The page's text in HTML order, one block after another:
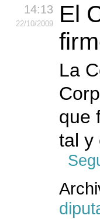
14:13
22/10/2009
El
La
que
tal y